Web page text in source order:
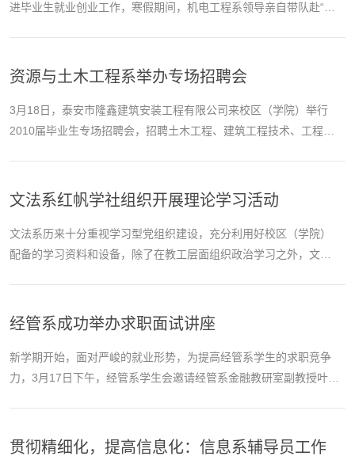
进毕业生就业创业工作，寒假期间，机电工程系领导亲自带队赴“机
资源与土木工程系举办专场招聘会
3月18日，泰安市隆鑫建筑安装工程有限公司来校区（学院）举行
2010届毕业生专场招聘会，招聘土木工程、建筑工程技术、工程管
文法系红帆学社组织开展理论学习活动
文法系历来十分重视学习型党组织建设，充分利用好校区（学院）
配备的学习资料和设备，除了在教工层面组织政治学习之外，文法
经管系成功举办求职面试讲座
新学期开始，面对严峻的就业形势，为提高经管系学生的求职竞争
力，3月17日下午，经管系学生会邀请经管系金融教研室副教授叶蔚
贯彻精细化，提高信息化：信息系辅导员工作